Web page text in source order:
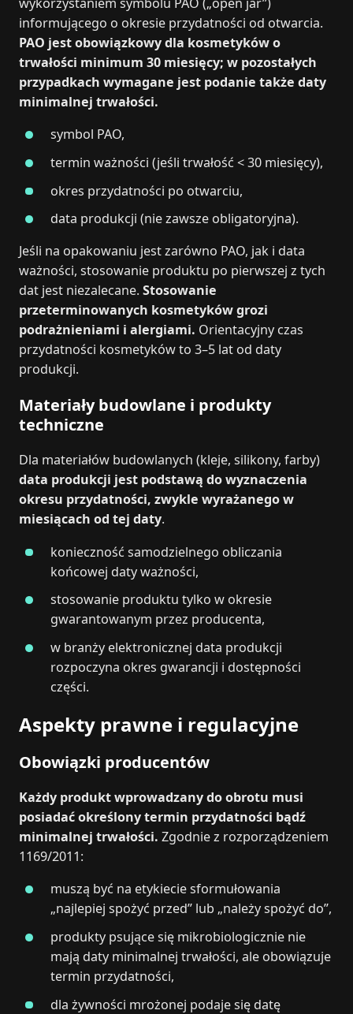
informującego o okresie przydatności od otwarcia.
PAO jest obowiązkowy dla kosmetyków o
trwałości minimum 30 miesięcy; w pozostałych
przypadkach wymagane jest podanie także daty
minimalnej trwałości.
symbol PAO,
termin ważności (jeśli trwałość < 30 miesięcy),
okres przydatności po otwarciu,
data produkcji (nie zawsze obligatoryjna).
Jeśli na opakowaniu jest zarówno PAO, jak i data
ważności, stosowanie produktu po pierwszej z tych
dat jest niezalecane. Stosowanie
przeterminowanych kosmetyków grozi
podrażnieniami i alergiami. Orientacyjny czas
przydatności kosmetyków to 3–5 lat od daty
produkcji.
Materiały budowlane i produkty
techniczne
Dla materiałów budowlanych (kleje, silikony, farby)
data produkcji jest podstawą do wyznaczenia
okresu przydatności, zwykle wyrażanego w
miesiącach od tej daty.
konieczność samodzielnego obliczania
końcowej daty ważności,
stosowanie produktu tylko w okresie
gwarantowanym przez producenta,
w branży elektronicznej data produkcji
rozpoczyna okres gwarancji i dostępności
części.
Aspekty prawne i regulacyjne
Obowiązki producentów
Każdy produkt wprowadzany do obrotu musi
posiadać określony termin przydatności bądź
minimalnej trwałości. Zgodnie z rozporządzeniem
1169/2011:
muszą być na etykiecie sformułowania
„najlepiej spożyć przed” lub „należy spożyć do”,
produkty psujące się mikrobiologicznie nie
mają daty minimalnej trwałości, ale obowiązuje
termin przydatności,
dla żywności mrożonej podaje się datę